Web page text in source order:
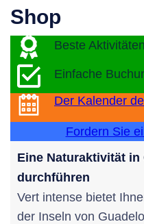
Shop
Beste Aktivitäten
Einfache
Der Kalender
Fordern Sie
Eine Naturaktivität in
durchführen
Vert intense bietet
der Inseln von